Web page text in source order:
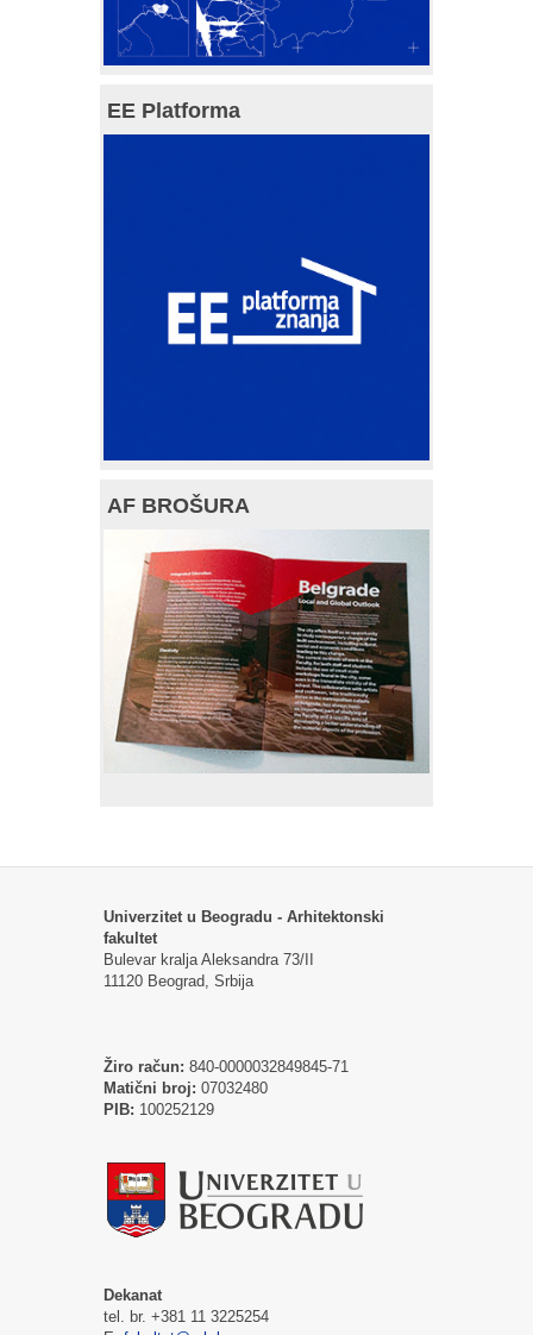
EE Platforma
AF BROŠURA
Univerzitet u Beogradu - Arhitektonski
fakultet
Bulevar kralja Aleksandra 73/II
11120 Beograd, Srbija
Žiro račun: 840-0000032849845-71
Matični broj: 07032480
PIB: 100252129
Dekanat
tel. br. +381 11 3225254